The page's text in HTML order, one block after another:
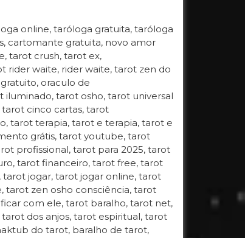
online, taróloga gratuita, taróloga
cartomante gratuita, novo amor
tarot crush, tarot ex,
rider waite, rider waite, tarot zen do
oraculo de
tarot osho, tarot universal
cinco cartas, tarot
tarot terapia, tarot e terapia, tarot e
grátis, tarot youtube, tarot
profissional, tarot para 2025, tarot
tarot financeiro, tarot free, tarot
jogar, tarot jogar online, tarot
tarot zen osho consciência, tarot
com ele, tarot baralho, tarot net,
dos anjos, tarot espiritual, tarot
do tarot, baralho de tarot,